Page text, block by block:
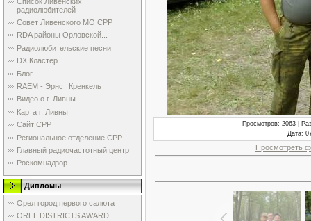
радиолюбителей
Совет Ливенского МО СРР
RDA районы Орловской...
Радиолюбительские песни
DX Кластер
Блог
RAEM - Эрнст Кренкель
Видео о г. Ливны
Карта г. Ливны
Сайт СРР
Региональное отделение СРР
Главный радиочастотный центр
Роскомнадзор
Дипломы
Орел город первого салюта
OREL DISTRICTS AWARD
Просмотров: 2063 |
Дата:
Просмотреть